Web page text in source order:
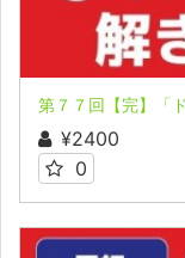
¥2400
0